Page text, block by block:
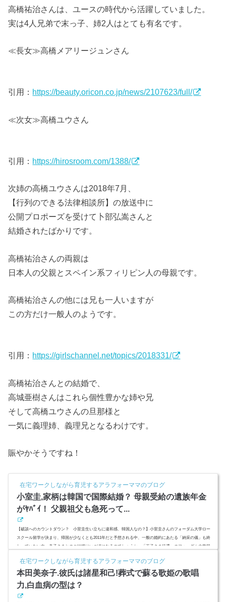
高橋祐治さんは、ユースの時代から活躍していました。
実は4人兄弟で末っ子、姉2人はとても有名です。
≪長女≫高橋メアリージュンさん
引用： https://beauty.oricon.co.jp/news/2107623/full/
≪次女≫高橋ユウさん
引用： https://hirosroom.com/1388/
次姉の高橋ユウさんは2018年7月、
【行列のできる法律相談所】の放送中に
公開プロポーズを受けて卜部弘嵩さんと
結婚されたばかりです。
高橋祐治さんの両親は
日本人の父親とスペイン系フィリピン人の母親です。
高橋祐治さんの他には兄も一人いますが
この方だけ一般人のようです。
引用： https://girlschannel.net/topics/2018331/
高橋祐治さんとの結婚で、
高城亜樹さんはこれら個性豊かな姉や兄
そして高橋ユウさんの旦那様と
一気に義理姉、義理兄となるわけです。
賑やかそうですね！
在宅ワークしながら育児するアラフォーママのブログ
小室圭,家柄は韓国で国際結婚？ 母親受給の遺族年金
がﾔﾊﾞｲ！ 父親祖父も急死って...
【破談へのカウントダウン？ 小室圭生い立ちに違和感、韓国人なの？】小室圭さんのフォーダム大学ロー
スクール留学が決まり、帰国が少なくとも2011年だと予想される中、一般の婚約にあたる「納采の儀」も終
わっていない中、眞子さまとのご結婚はいつ頃になるのでしょうか。「王子さま待遇」のフォーダム大学留
まっています。一卵性双生児と言われるほど仲の良い母親、小室佳代さんや父親、祖父について、また小室
佳代さんが受給し...
在宅ワークしながら育児するアラフォーママのブログ
本田美奈子.彼氏は諸星和己!葬式で蘇る歌姫の歌唱
力,白血病の型は？